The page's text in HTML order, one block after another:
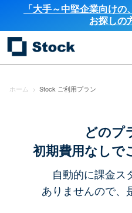
「大手～中堅企業向け
お探しの
ホーム > Stock ご利用プラン
どのプ
初期費用なしで
自動的に課金ス
ありませんので、